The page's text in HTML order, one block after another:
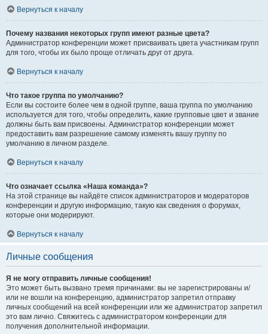
Вернуться к началу
Почему названия некоторых групп имеют разные цвета?
Администратор конференции может присваивать цвета участникам групп
для того, чтобы их было проще отличать друг от друга.
Вернуться к началу
Что такое группа по умолчанию?
Если вы состоите более чем в одной группе, ваша группа по умолчанию
используется для того, чтобы определить, какие групповые цвет и звание
должны быть вам присвоены. Администратор конференции может
предоставить вам разрешение самому изменять вашу группу по
умолчанию в личном разделе.
Вернуться к началу
Что означает ссылка «Наша команда»?
На этой странице вы найдёте список администраторов и модераторов
конференции и другую информацию, такую как сведения о форумах,
которые они модерируют.
Вернуться к началу
Личные сообщения
Я не могу отправить личные сообщения!
Это может быть вызвано тремя причинами: вы не зарегистрированы и/
или не вошли на конференцию, администратор запретил отправку
личных сообщений на всей конференции или же администратор запретил
это вам лично. Свяжитесь с администратором конференции для
получения дополнительной информации.